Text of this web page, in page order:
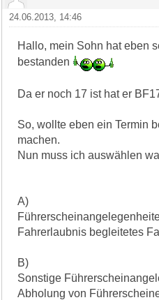
24.06.2013, 14:46
Hallo, mein Sohn hat eben
bestanden
Da er noch 17 ist hat er
So, wollte eben ein Termin
machen.
Nun muss ich auswählen
A)
Fahrerlaubnis begleitetes
B)
Sonstige
Abholung von